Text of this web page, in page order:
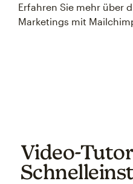
Erfahren Sie mehr über
Marketings mit